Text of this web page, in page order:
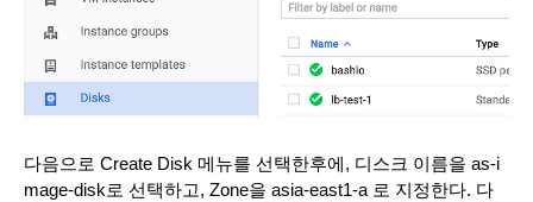
다음으로 Create Disk 메뉴를 선택한후에, 디스크 이름을 as-i
mage-disk로 선택하고, Zone을 asia-east1-a 로 지정한다. 다